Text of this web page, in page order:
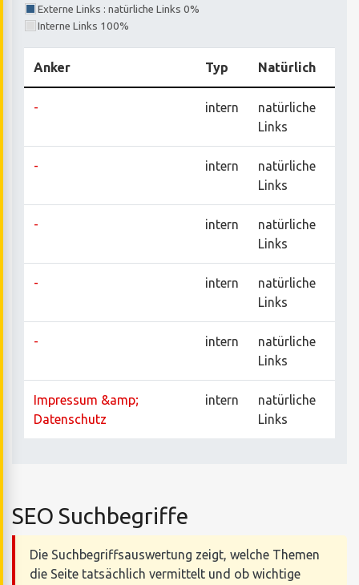
Externe Links : natürliche Links 0%
Interne Links 100%
Anker Typ Natürlich
- intern
natürliche
Links
- intern
natürliche
Links
- intern
natürliche
Links
- intern
natürliche
Links
- intern
natürliche
Links
Impressum &amp;
Datenschutz
intern
natürliche
Links
SEO Suchbegriffe
Die Suchbegriffsauswertung zeigt, welche Themen
die Seite tatsächlich vermittelt und ob wichtige